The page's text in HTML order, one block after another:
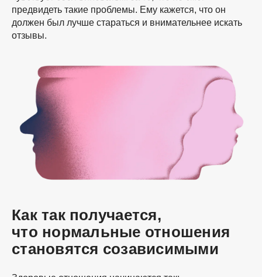
предвидеть такие проблемы. Ему кажется, что он
должен был лучше стараться и внимательнее искать
отзывы.
Как так получается,
что нормальные отношения
становятся созависимыми